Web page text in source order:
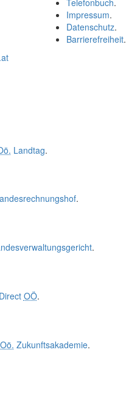
Telefonbuch.
Impressum.
Datenschutz.
Barrierefreiheit.
Landtag.
.
.
OÖ.
Oö. Zukunftsakademie.